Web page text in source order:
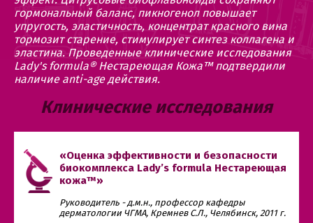
гормональный баланс, пикногенол повышает
упругость, эластичность, концентрат красного вина
тормозит старение, стимулирует синтез коллагена и
эластина. Проведенные клинические исследования
Lady's formula® Нестареющая Кожа™ подтвердили
наличие anti-age действия.
Клинические исследования
«Оценка эффективности и безопасности
биокомплекса Lady’s formula Нестареющая
кожа™»
Руководитель - д.м.н., профессор кафедры
дерматологии ЧГМА, Кремнев С.Л., Челябинск, 2011 г.